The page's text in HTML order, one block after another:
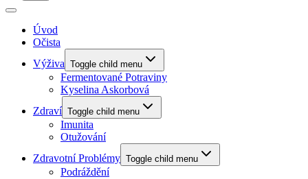
Úvod
Očista
Výživa Toggle child menu
Fermentované Potraviny
Kyselina Askorbová
Zdraví Toggle child menu
Imunita
Otužování
Zdravotní Problémy Toggle child menu
Podráždění